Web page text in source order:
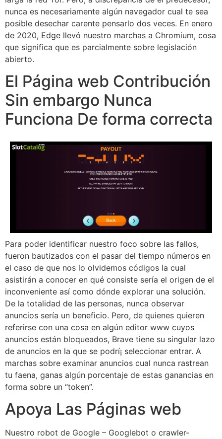
nunca es necesariamente algún navegador cual te sea
posible desechar carente pensarlo dos veces. En enero
de 2020, Edge llevó nuestro marchas a Chromium, cosa
que significa que es parcialmente sobre legislación
abierto.
El Página web Contribución
Sin embargo Nunca
Funciona De forma correcta
Para poder identificar nuestro foco sobre las fallos,
fueron bautizados con el pasar del tiempo números en
el caso de que nos lo olvidemos códigos la cual
asistirán a conocer en qué consiste serí­a el origen de el
inconveniente así­ como dónde explorar una solución.
De la totalidad de las personas, nunca observar
anuncios serí­a un beneficio. Pero, de quienes quieren
referirse con una cosa en algún editor www cuyos
anuncios están bloqueados, Brave tiene su singular lazo
de anuncios en la que se podrí¡ seleccionar entrar. A
marchas sobre examinar anuncios cual nunca rastrean
tu faena, ganas algún porcentaje de estas ganancias en
forma sobre un “token”.
Apoya Las Páginas web
Nuestro robot de Google – Googlebot o crawler-